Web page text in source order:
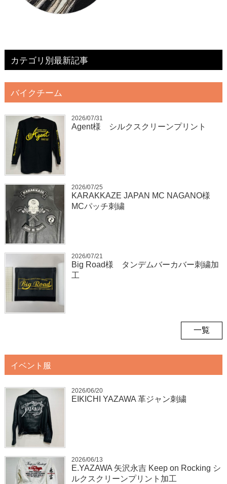
カテゴリ別最新記事
バイクチーム
2026/07/31
Agent様 シルクスクリーンプリント
2026/07/25
KARAKKAZE JAPAN MC NAGANO様
MCパッチ刺繍
2026/07/21
Big Road様 タンデムバーカバー刺繍加
工
一覧
イベント服
2026/06/20
EIKICHI YAZAWA 革ジャン刺繍
2026/06/13
E.YAZAWA 矢沢永吉 Keep on Rocking シ
ルクスクリーンプリント加工